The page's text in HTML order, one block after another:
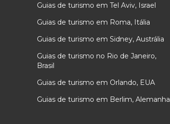
Guias de turismo em Tel Aviv, Israel
Guias de turismo em Roma, Itália
Guias de turismo em Sidney, Austrália
Guias de turismo no Rio de Janeiro,
Brasil
Guias de turismo em Orlando, EUA
Guias de turismo em Berlim, Alemanha